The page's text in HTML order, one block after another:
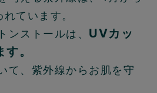
ています。
ンストールは、 UVカッ
。
て、紫外線からお肌を守